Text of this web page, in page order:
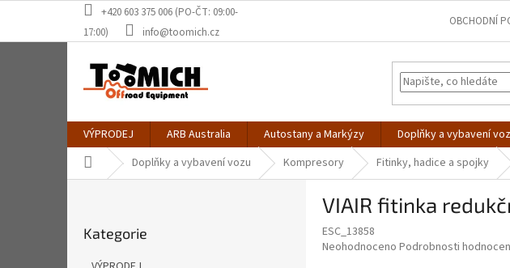
obsah
+420 603 375 006 (PO-ČT: 09:00-
17:00)
info@toomich.cz
OBCHODNÍ
VÝPRODEJ ARB Australia Autostany a Markýzy Doplňky a vybavení
Domů Doplňky a vybavení vozu Kompresory Fitinky, hadice a spojky
kategorie
Kategorie
VIAIR fitinka
ESC_13858
Průměrné
Neohodnoceno Podrobnosti